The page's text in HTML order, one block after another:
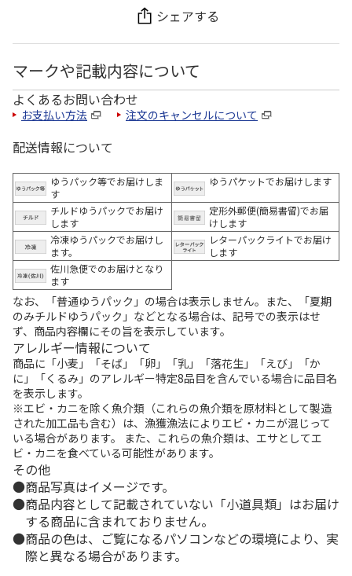
シェアする
マークや記載内容について
よくあるお問い合わせ
お支払い方法 注文のキャンセルについて
配送情報について
ゆうパック等でお届けしま
す
ゆうパケットでお届けします
チルドゆうパックでお届け
します
定形外郵便(簡易書留)でお届
けします
冷凍ゆうパックでお届けし
ます。
レターパックライトでお届け
します
佐川急便でのお届けとなり
ます
なお、「普通ゆうパック」の場合は表示しません。また、「夏期
のみチルドゆうパック」などとなる場合は、記号での表示はせ
ず、商品内容欄にその旨を表示しています。
アレルギー情報について
商品に「小麦」「そば」「卵」「乳」「落花生」「えび」「か
に」「くるみ」のアレルギー特定8品目を含んでいる場合に品目名
を表示します。
※エビ・カニを除く魚介類（これらの魚介類を原材料として製造
された加工品も含む）は、漁獲漁法によりエビ・カニが混じって
いる場合があります。 また、これらの魚介類は、エサとしてエ
ビ・カニを食べている可能性があります。
その他
商品写真はイメージです。
商品内容として記載されていない「小道具類」はお届け
する商品に含まれておりません。
商品の色は、ご覧になるパソコンなどの環境により、実
際と異なる場合があります。